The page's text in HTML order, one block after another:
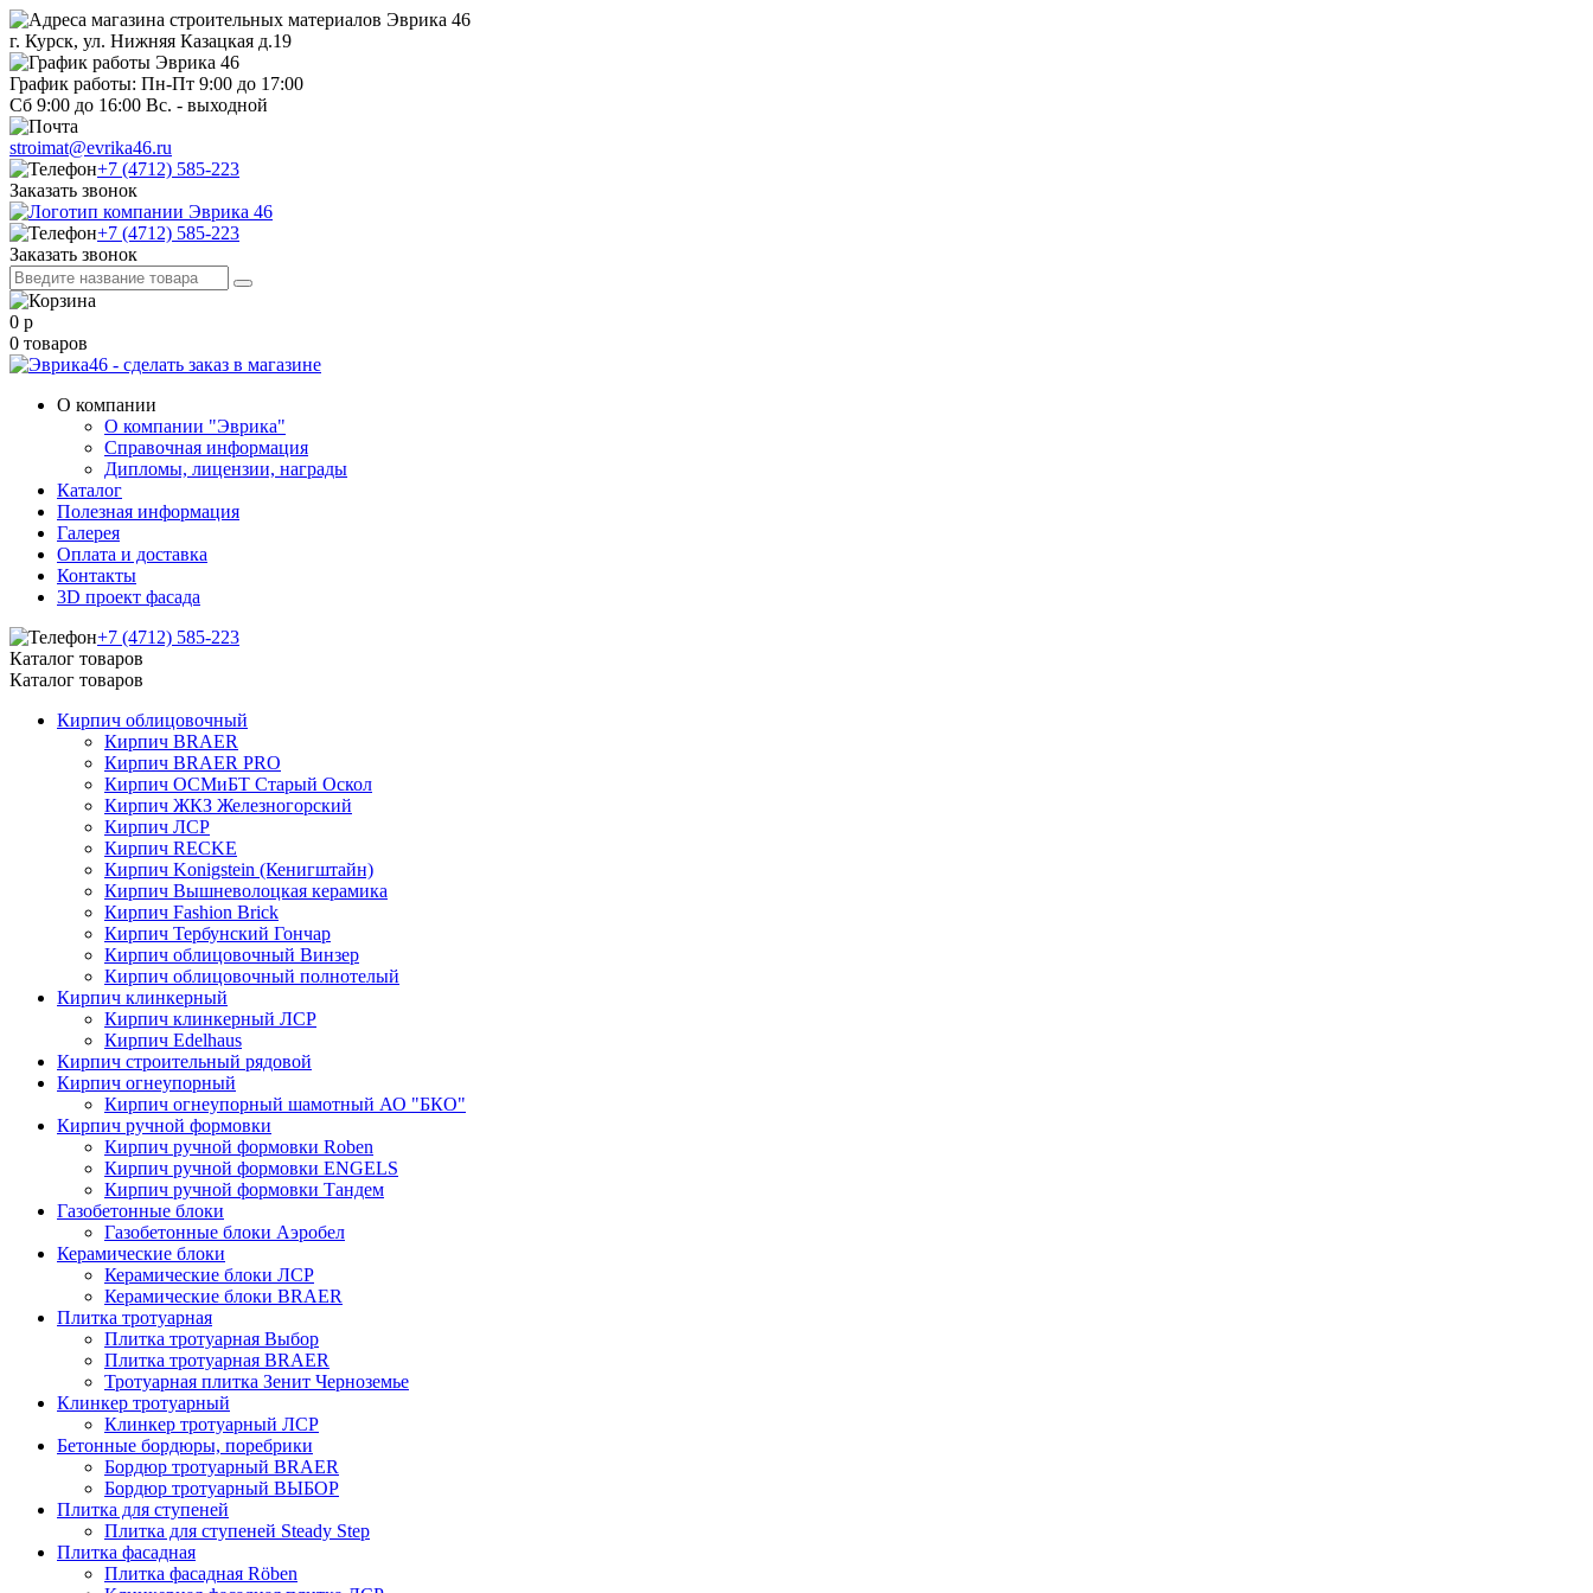
г. Курск, ул. Нижняя Казацкая д.19
График работы: Пн-Пт 9:00 до 17:00
Сб 9:00 до 16:00 Вс. - выходной
stroimat@evrika46.ru
+7 (4712) 585-223
Заказать звонок
+7 (4712) 585-223
Заказать звонок
0 р
0 товаров
О компании
О компании "Эврика"
Справочная информация
Дипломы, лицензии, награды
Каталог
Полезная информация
Галерея
Оплата и доставка
Контакты
3D проект фасада
+7 (4712) 585-223
Каталог товаров
Каталог товаров
Кирпич облицовочный
Кирпич BRAER
Кирпич BRAER PRO
Кирпич ОСМиБТ Старый Оскол
Кирпич ЖКЗ Железногорский
Кирпич ЛСР
Кирпич RECKE
Кирпич Konigstein (Кенигштайн)
Кирпич Вышневолоцкая керамика
Кирпич Fashion Brick
Кирпич Тербунский Гончар
Кирпич облицовочный Винзер
Кирпич облицовочный полнотелый
Кирпич клинкерный
Кирпич клинкерный ЛСР
Кирпич Edelhaus
Кирпич строительный рядовой
Кирпич огнеупорный
Кирпич огнеупорный шамотный АО "БКО"
Кирпич ручной формовки
Кирпич ручной формовки Roben
Кирпич ручной формовки ENGELS
Кирпич ручной формовки Тандем
Газобетонные блоки
Газобетонные блоки Аэробел
Керамические блоки
Керамические блоки ЛСР
Керамические блоки BRAER
Плитка тротуарная
Плитка тротуарная Выбор
Плитка тротуарная BRAER
Тротуарная плитка Зенит Черноземье
Клинкер тротуарный
Клинкер тротуарный ЛСР
Бетонные бордюры, поребрики
Бордюр тротуарный BRAER
Бордюр тротуарный ВЫБОР
Плитка для ступеней
Плитка для ступеней Steady Step
Плитка фасадная
Плитка фасадная Röben